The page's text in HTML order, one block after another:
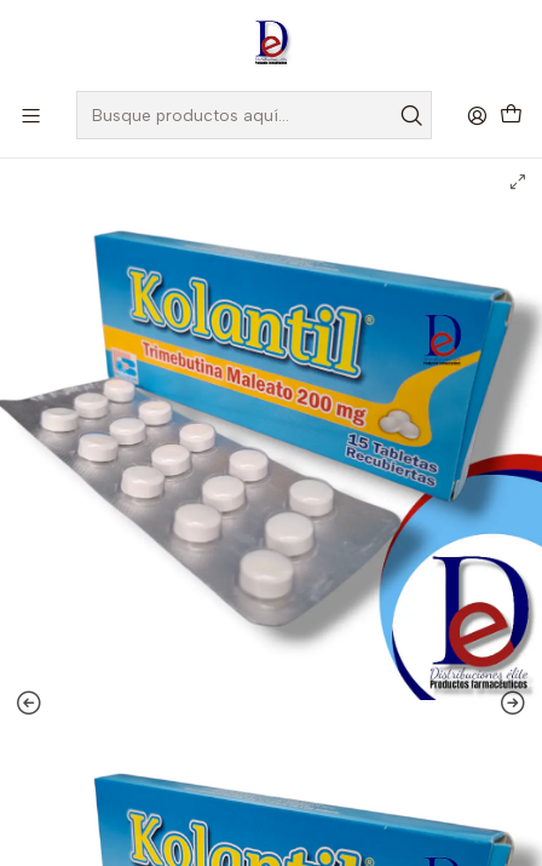
, Si eres nuevo regístrate
KOLANTIL 200 MG X 15 TAB- TRIMEBUTINA 200 MG- BIOQUIFAR-
- UBI 4-C